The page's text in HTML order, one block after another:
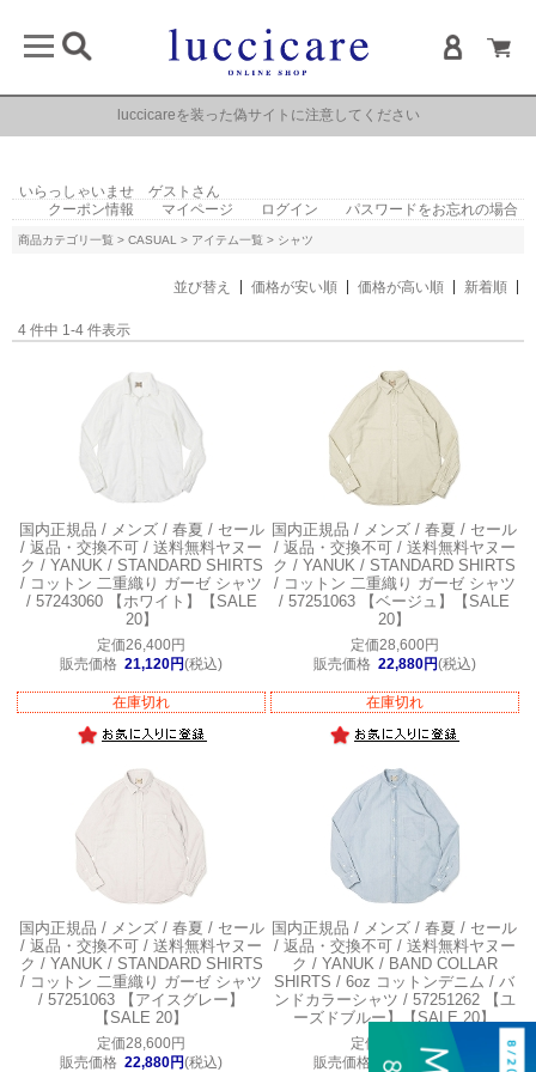
luccicareを装った偽サイトに注意してください
いらっしゃいませ ゲストさん
クーポン情報
マイページ ログイン パスワードをお忘れの場合
商品カテゴリ一覧 > CASUAL > アイテム一覧 > シャツ
並び替え 価格が安い順 価格が高い順 新着順
4 件中 1-4 件表示
国内正規品 / メンズ / 春夏 / セール
/ 返品・交換不可 / 送料無料ヤヌー
ク / YANUK / STANDARD SHIRTS
/ コットン 二重織り ガーゼ シャツ
/ 57243060 【ホワイト】【SALE
20】
定価26,400円
販売価格 21,120円(税込)
在庫切れ
国内正規品 / メンズ / 春夏 / セール
/ 返品・交換不可 / 送料無料ヤヌー
ク / YANUK / STANDARD SHIRTS
/ コットン 二重織り ガーゼ シャツ
/ 57251063 【ベージュ】【SALE
20】
定価28,600円
販売価格 22,880円(税込)
在庫切れ
国内正規品 / メンズ / 春夏 / セール
/ 返品・交換不可 / 送料無料ヤヌー
ク / YANUK / STANDARD SHIRTS
/ コットン 二重織り ガーゼ シャツ
/ 57251063 【アイスグレー】
【SALE 20】
定価28,600円
販売価格 22,880円(税込)
国内正規品 / メンズ / 春夏 / セール
/ 返品・交換不可 / 送料無料ヤヌー
ク / YANUK / BAND COLLAR
SHIRTS / 6oz コットンデニム / バ
ンドカラーシャツ / 57251262 【ユ
ーズドブルー】【SALE 20】
定価30,800円
販売価格
24,640円(税込)